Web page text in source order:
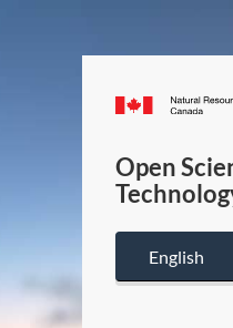
Open
English